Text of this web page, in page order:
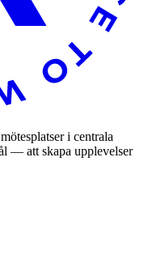
i centrala
— att skapa upplevelser